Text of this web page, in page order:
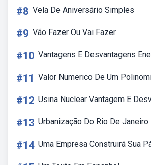
#8 Vela De Aniversário Simples
#9 Vão Fazer Ou Vai Fazer
#10 Vantagens E Desvantagens
#11 Valor Numerico De Um
#12 Usina Nuclear Vantagem E
#13 Urbanização Do Rio De Janeiro
#14 Uma Empresa Construirá Sua